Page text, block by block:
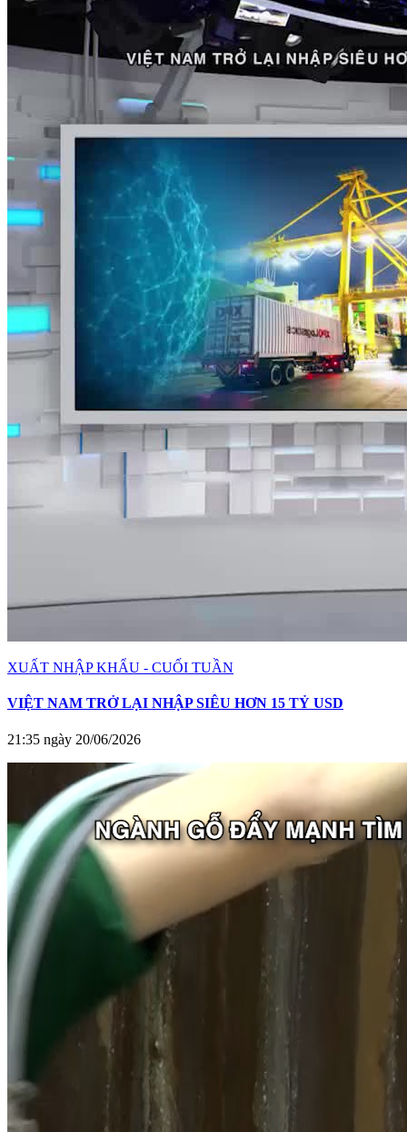
XUẤT NHẬP KHẨU - CUỐI TUẦN
VIỆT NAM TRỞ LẠI NHẬP SIÊU HƠN 15 TỶ USD
21:35 ngày 20/06/2026